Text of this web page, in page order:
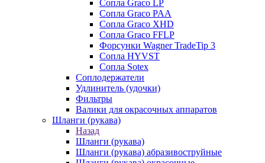
Сопла Graco LP
Сопла Graco PAA
Сопла Graco XHD
Сопла Graco FFLP
Форсунки Wagner TradeTip 3
Сопла HYVST
Сопла Sotex
Соплодержатели
Удлинитель (удочки)
Фильтры
Валики для окрасочных аппаратов
Шланги (рукава)
Назад
Шланги (рукава)
Шланги (рукава) абразивоструйные